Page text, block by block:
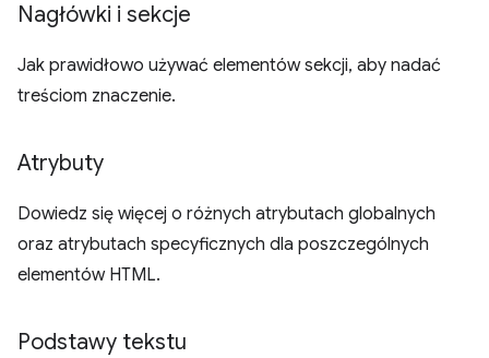
Nagłówki i sekcje
Jak prawidłowo używać elementów sekcji, aby nadać
treściom znaczenie.
Atrybuty
Dowiedz się więcej o różnych atrybutach globalnych
oraz atrybutach specyficznych dla poszczególnych
elementów HTML.
Podstawy tekstu